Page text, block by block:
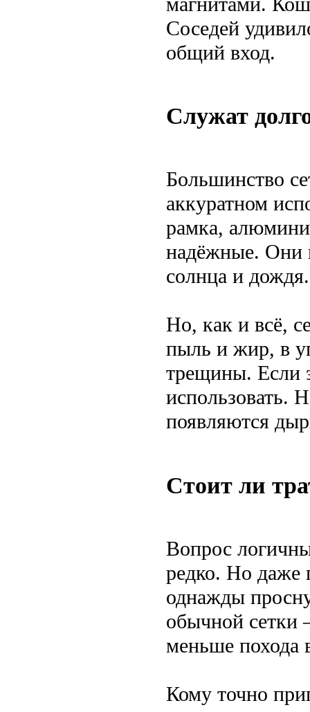
Соседей
общий вход.
Служат
Большинство
аккуратном
рамка,
надёжные. Они
солнца и дождя.
Но, как и всё,
пыль и жир, в
трещины. Если
использовать.
появляются
Стоит ли
Вопрос
редко. Но даже
однажды
обычной сетки
меньше похода
Кому точно